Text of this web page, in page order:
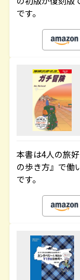
です。
本書は4人の旅
の歩き方』で働
です。